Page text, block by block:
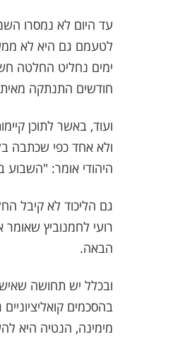
עד היום לא נמסרו
ימים נחליט החלטה
חודשים התנתקה
ועוד, באשר לתוכן
ולא אחד כפי שכתבה
היהודי אומר:
גם הליכוד לא קיבל
רועי לחמנוביץ
הבאה.
ובכלל יש תחושה
בהסכמים
מימינה, הנטיה היא